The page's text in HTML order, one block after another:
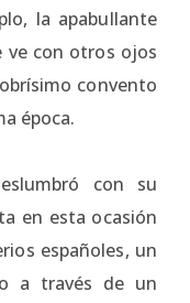
la apabullante
ve con otros ojos
convento
época.
con su
en esta ocasión
españoles, un
a través de un